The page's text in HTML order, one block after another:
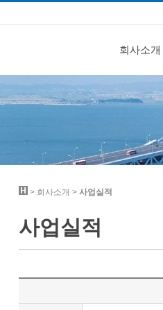
회사소개
사업실적
> 회사소개 > 사업실적